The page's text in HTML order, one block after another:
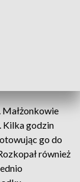
Małżonkowie
Kilka godzin
go do
również